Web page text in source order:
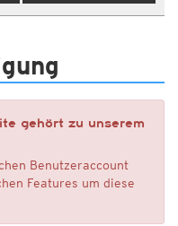
gehört zu unserem
Benutzeraccount
Features um diese